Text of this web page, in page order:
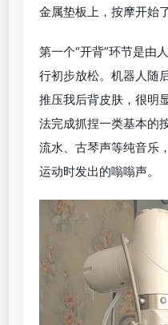
金属垫板上，按摩开始了
第一个“开背”环节是由
行初步放松。机器人随
推压我后背皮肤，很明
法完成抓捏一类基本的
流水、古琴声等纯音乐
运动时发出的嗡嗡声。